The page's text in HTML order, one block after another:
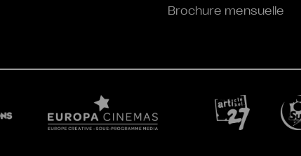
Brochure mensuelle